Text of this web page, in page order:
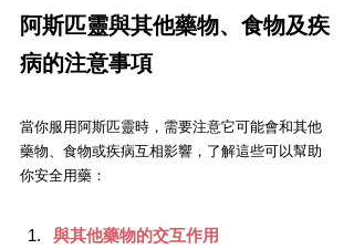
阿斯匹靈與其他藥物、食物及疾
病的注意事項
當你服用阿斯匹靈時，需要注意它可能會和其他
藥物、食物或疾病互相影響，了解這些可以幫助
你安全用藥：
與其他藥物的交互作用